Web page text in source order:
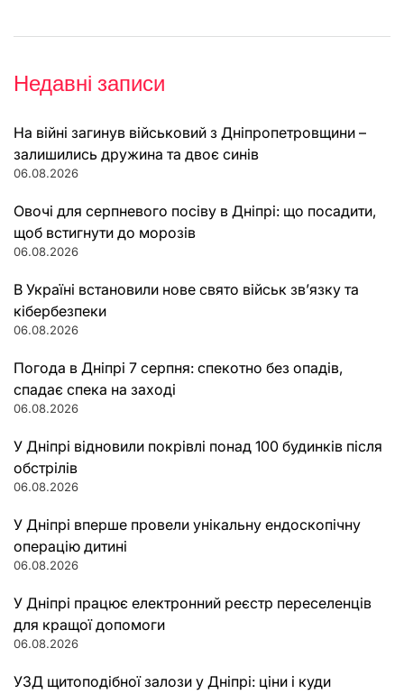
Недавні записи
На війні загинув військовий з Дніпропетровщини –
залишились дружина та двоє синів
06.08.2026
Овочі для серпневого посіву в Дніпрі: що посадити,
щоб встигнути до морозів
06.08.2026
В Україні встановили нове свято військ зв’язку та
кібербезпеки
06.08.2026
Погода в Дніпрі 7 серпня: спекотно без опадів,
спадає спека на заході
06.08.2026
У Дніпрі відновили покрівлі понад 100 будинків після
обстрілів
06.08.2026
У Дніпрі вперше провели унікальну ендоскопічну
операцію дитині
06.08.2026
У Дніпрі працює електронний реєстр переселенців
для кращої допомоги
06.08.2026
УЗД щитоподібної залози у Дніпрі: ціни і куди